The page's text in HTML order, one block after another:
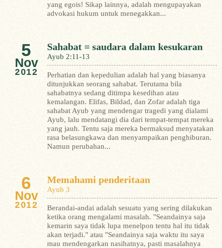
yang egois! Sikap lainnya, adalah mengupayakan
advokasi hukum untuk menegakkan...
5
Nov
2012
Sahabat = saudara dalam kesukaran
Ayub 2:11-13
Perhatian dan kepedulian adalah hal yang biasanya
ditunjukkan seorang sahabat. Terutama bila
sahabatnya sedang ditimpa kesedihan atau
kemalangan. Elifas, Bildad, dan Zofar adalah tiga
sahabat Ayub yang mendengar tragedi yang dialami
Ayub, lalu mendatangi dia dari tempat-tempat mereka
yang jauh. Tentu saja mereka bermaksud menyatakan
rasa belasungkawa dan menyampaikan penghiburan.
Namun perubahan...
6
Nov
2012
Memahami penderitaan
Ayub 3
Berandai-andai adalah sesuatu yang sering dilakukan
ketika orang mengalami masalah. "Seandainya saja
kemarin saya tidak lupa menelpon tentu hal itu tidak
akan terjadi." atau "Seandainya saja waktu itu saya
mau mendengarkan nasihatnya, pasti masalahnya